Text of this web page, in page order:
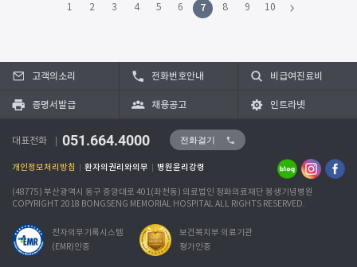
1 2 3 4 5 6 7 8 9 10
고객의소리 전화번호안내 비급여진료비
증명서발급 채용공고 인트라넷
대표전화 051.664.4000 전화걸기
개인정보처리방침 환자의권리와의무 병원윤리강령
(48775) 부산광역시 동구 중앙대로 401(좌천동) 의료법인 정화의료재단 봉생기념병원
COPYRIGHT 2018 BONGSENG MEMORIAL HOSPITAL ALL RIGHTS RESERVED.
전자의무기록시스템
(EMR)인증
보건복지부 의료기관
평가인증